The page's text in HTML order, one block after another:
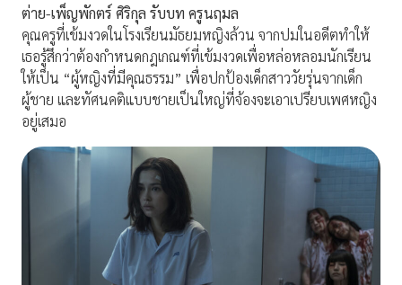
ต่าย-เพ็ญพักตร์ ศิริกุล รับบท ครูนฤมล
คุณครูที่เข้มงวดในโรงเรียนมัธยมหญิงล้วน จากปมในอดีตทำให้
เธอรู้สึกว่าต้องกำหนดกฎเกณฑ์ที่เข้มงวดเพื่อหล่อหลอมนักเรียน
ให้เป็น “ผู้หญิงที่มีคุณธรรม” เพื่อปกป้องเด็กสาววัยรุ่นจากเด็ก
ผู้ชาย และทัศนคติแบบชายเป็นใหญ่ที่จ้องจะเอาเปรียบเพศหญิง
อยู่เสมอ